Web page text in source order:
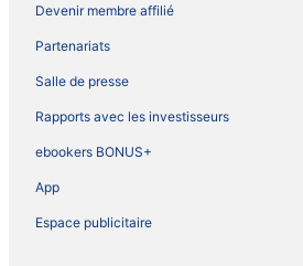
Devenir membre affilié
Partenariats
Salle de presse
Rapports avec les investisseurs
ebookers BONUS+
App
Espace publicitaire